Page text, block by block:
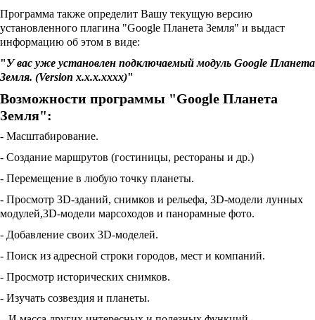
Программа также определит Вашу текущую версию
установленного плагина "Google Планета Земля" и выдаст
информацию об этом в виде:
"У вас уже установлен подключаемый модуль Google Планета
Земля. (Version x.x.x.xxxx)"
Возможности программы "Google Планета
Земля":
- Масштабирование.
- Создание маршрутов (гостиницы, рестораны и др.)
- Перемещение в любую точку планеты.
- Просмотр 3D-зданий, снимков и рельефа, 3D-модели лунных
модулей,3D-модели марсоходов и панорамные фото.
- Добавление своих 3D-моделей.
- Поиск из адресной строки городов, мест и компаний.
- Просмотр исторических снимков.
- Изучать созвездия и планеты.